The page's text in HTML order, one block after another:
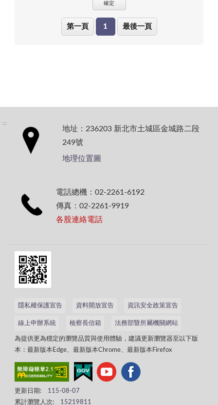
確定
第一頁 1 最後一頁
:::
地址：236203 新北市土城區金城路二段
249號
地理位置圖
電話總機：02-2261-6192
傳真：02-2261-9919
各股連絡電話
隱私權保護宣告 資料開放宣告 資訊安全政策宣告
線上申辦系統 檢察長信箱 法務部暨所屬機關網站
為提供更為穩定的瀏覽品質與使用體驗，建議更新瀏覽器至以下版
本：最新版本Edge、最新版本Chrome、最新版本Firefox
更新日期:
115-08-07
累計瀏覽人次:
15219811